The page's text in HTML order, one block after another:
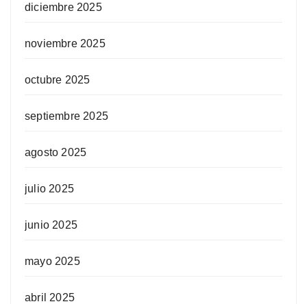
diciembre 2025
noviembre 2025
octubre 2025
septiembre 2025
agosto 2025
julio 2025
junio 2025
mayo 2025
abril 2025